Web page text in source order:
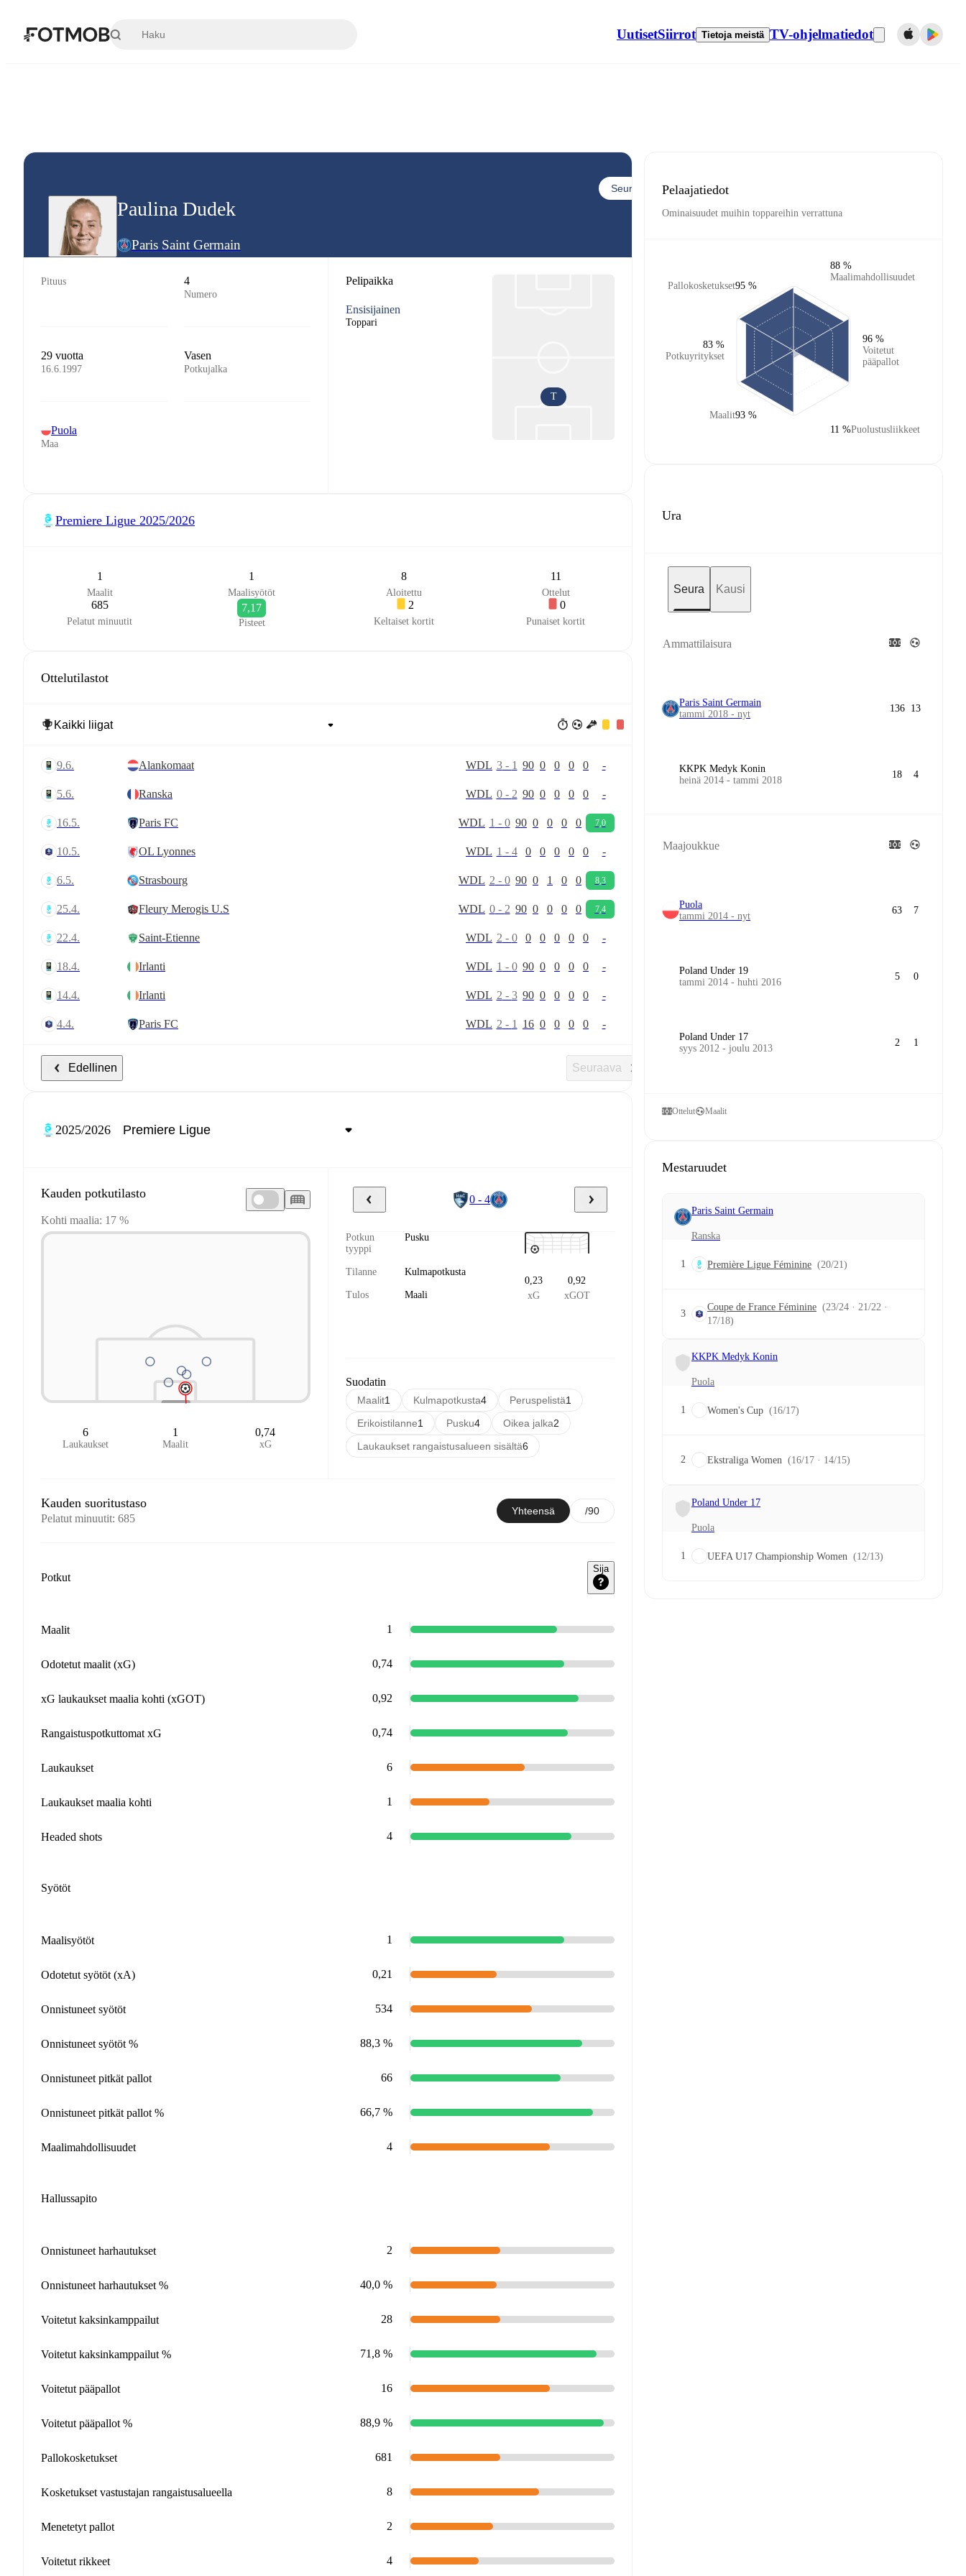
UutisetSiirrot Tietoja meistä TV-ohjelmatiedot
Paulina Dudek
Paris Saint Germain
Seuraa
Pituus 4
Numero
29 vuotta
16.6.1997
Vasen
Potkujalka
Puola
Maa
Pelipaikka
Ensisijainen
Toppari
T
Premiere Ligue 2025/2026
1
Maalit
1
Maalisyötöt
8
Aloitettu
11
Ottelut
685
Pelatut minuutit
7,17
Pisteet
2
Keltaiset kortit
0
Punaiset kortit
Ottelutilastot
9.6. Alankomaat WDL 3- 1 90 0 0 0 0 -
5.6. Ranska WDL 0- 2 90 0 0 0 0 -
16.5. Paris FC WDL 1 - 0 90 0 0 0 0 7,0
10.5. OL Lyonnes WDL 1 - 4 0 0 0 0 0 -
6.5. Strasbourg WDL 2 - 0 90 0 1 0 0 8,3
25.4. Fleury Merogis U.S WDL 0- 2 90 0 0 0 0 7,4
22.4. Saint-Etienne WDL 2 - 0 0 0 0 0 0 -
18.4. Irlanti WDL 1 - 0 90 0 0 0 0 -
14.4. Irlanti WDL 2 - 3 90 0 0 0 0 -
4.4. Paris FC WDL 2 - 1 16 0 0 0 0 -
Edellinen Seuraava
2025/2026
Kauden potkutilasto
Kohti maalia: 17 %
6
Laukaukset
1
Maalit
0,74
xG
0 - 4
Potkun
tyyppi
Pusku
Tilanne Kulmapotkusta
Tulos Maali
0,23
xG
0,92
xGOT
Suodatin
Maalit1 Kulmapotkusta4 Peruspelistä1
Erikoistilanne1 Pusku4 Oikea jalka2
Laukaukset rangaistusalueen sisältä6
Kauden suoritustaso
Pelatut minuutit: 685
Yhteensä /90
Potkut
Sija
Maalit 1
Odotetut maalit (xG) 0,74
xG laukaukset maalia kohti (xGOT) 0,92
Rangaistuspotkuttomat xG 0,74
Laukaukset 6
Laukaukset maalia kohti 1
Headed shots 4
Syötöt
Maalisyötöt 1
Odotetut syötöt (xA) 0,21
Onnistuneet syötöt 534
Onnistuneet syötöt % 88,3 %
Onnistuneet pitkät pallot 66
Onnistuneet pitkät pallot % 66,7 %
Maalimahdollisuudet 4
Hallussapito
Onnistuneet harhautukset 2
Onnistuneet harhautukset % 40,0 %
Voitetut kaksinkamppailut 28
Voitetut kaksinkamppailut % 71,8 %
Voitetut pääpallot 16
Voitetut pääpallot % 88,9 %
Pallokosketukset 681
Kosketukset vastustajan rangaistusalueella 8
Menetetyt pallot 2
Voitetut rikkeet 4
Pelaajatiedot
Ominaisuudet muihin toppareihin verrattuna
Pallokosketukset95 %
Potkuyritykset
83 %
Maalit93 %
Maalimahdollisuudet
88 %
Voitetut
pääpallot
96 %
Puolustusliikkeet
11 %
Ura
Seura Kausi
Ammattilaisura
Paris Saint Germain
tammi 2018 - nyt
136 13
KKPK Medyk Konin
heinä 2014 - tammi 2018
18 4
Maajoukkue
Puola
tammi 2014 - nyt
63 7
Poland Under 19
tammi 2014 - huhti 2016
5 0
Poland Under 17
syys 2012 - joulu 2013
2 1
Ottelut Maalit
Mestaruudet
Paris Saint Germain
Ranska
1 Première Ligue Féminine (20/21)
3
Coupe de France Féminine (23/24 · 21/22 ·
17/18)
KKPK Medyk Konin
Puola
1 Women's Cup (16/17)
2 Ekstraliga Women (16/17 · 14/15)
Poland Under 17
Puola
1 UEFA U17 Championship Women (12/13)